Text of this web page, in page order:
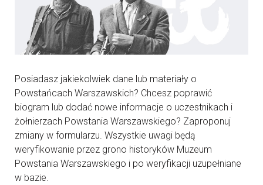
Posiadasz jakiekolwiek dane lub materiały o
Powstańcach Warszawskich? Chcesz poprawić
biogram lub dodać nowe informacje o uczestnikach i
żołnierzach Powstania Warszawskiego? Zaproponuj
zmiany w formularzu. Wszystkie uwagi będą
weryfikowanie przez grono historyków Muzeum
Powstania Warszawskiego i po weryfikacji uzupełniane
w bazie.